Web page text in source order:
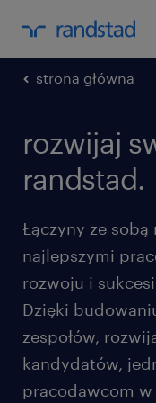
strona główna
rozwijaj
randstad.
Łączyny ze
najlepszymi
rozwoju i
Dzięki
zespołów,
kandydatów,
pracodawcom